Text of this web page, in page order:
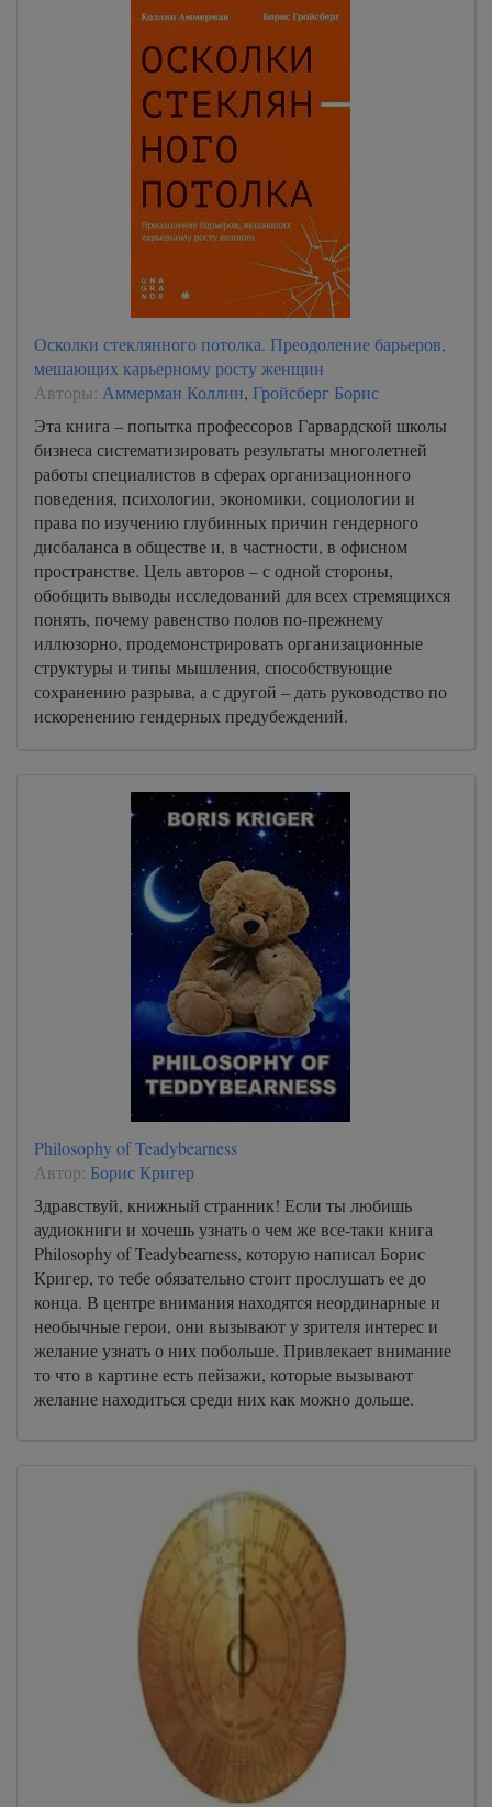
Осколки стеклянного потолка. Преодоление барьеров,
мешающих карьерному росту женщин
Авторы: Аммерман Коллин, Гройсберг Борис
Эта книга – попытка профессоров Гарвардской школы
бизнеса систематизировать результаты многолетней
работы специалистов в сферах организационного
поведения, психологии, экономики, социологии и
права по изучению глубинных причин гендерного
дисбаланса в обществе и, в частности, в офисном
пространстве. Цель авторов – с одной стороны,
обобщить выводы исследований для всех стремящихся
понять, почему равенство полов по-прежнему
иллюзорно, продемонстрировать организационные
структуры и типы мышления, способствующие
сохранению разрыва, а с другой – дать руководство по
искоренению гендерных предубеждений.
Philosophy of Teadybearness
Автор: Борис Кригер
Здравствуй, книжный странник! Если ты любишь
аудиокниги и хочешь узнать о чем же все-таки книга
Philosophy of Teadybearness, которую написал Борис
Кригер, то тебе обязательно стоит прослушать ее до
конца. В центре внимания находятся неординарные и
необычные герои, они вызывают у зрителя интерес и
желание узнать о них побольше. Привлекает внимание
то что в картине есть пейзажи, которые вызывают
желание находиться среди них как можно дольше.